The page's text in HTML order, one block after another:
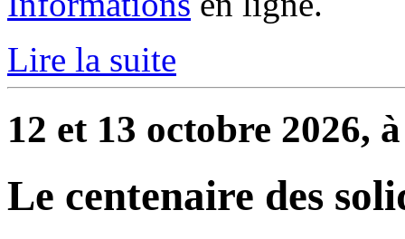
Lire la suite
12 et 13 octobre 2026,
Le centenaire des